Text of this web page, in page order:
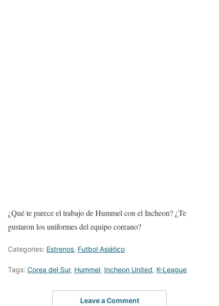
¿Qué te parece el trabajo de Hummel con el Incheon? ¿Te
gustaron los uniformes del equipo coreano?
Categories: Estrenos, Futbol Asiático
Tags: Corea del Sur, Hummel, Incheon United, K-League
Leave a Comment